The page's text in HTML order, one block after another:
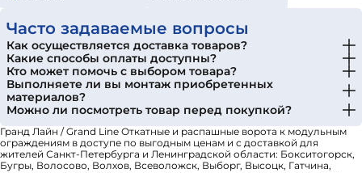
Часто задаваемые вопросы
Как осуществляется доставка товаров?
Какие способы оплаты доступны?
Кто может помочь с выбором товара?
Выполняете ли вы монтаж приобретенных
материалов?
Можно ли посмотреть товар перед покупкой?
Гранд Лайн / Grand Line Откатные и распашные ворота к модульным
ограждениям в доступе по выгодным ценам и с доставкой для
жителей Санкт-Петербурга и Ленинградской области: Бокситогорск,
Бугры, Волосово, Волхов, Всеволожск, Выборг, Высоцк, Гатчина,